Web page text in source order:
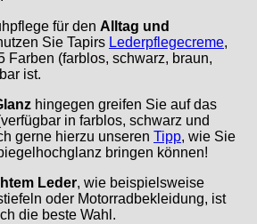
für den Alltag und
Sie Tapirs Lederpflegecreme,
Farben (farblos, schwarz, braun,
ist.
hingegen greifen Sie auf das
in farblos, schwarz und
gerne hierzu unseren Tipp, wie Sie
bringen können!
Leder, wie beispielsweise
oder Motorradbekleidung, ist
die beste Wahl.